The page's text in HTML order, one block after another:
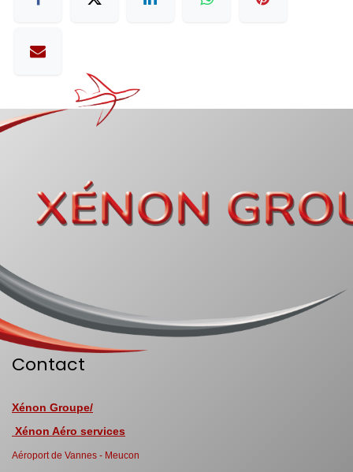
Contact
Xénon Groupe/
Xénon Aéro services
Aéroport de Vannes - Meucon